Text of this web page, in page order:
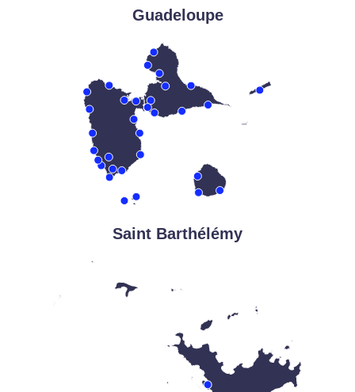
Guadeloupe
Saint Barthélémy